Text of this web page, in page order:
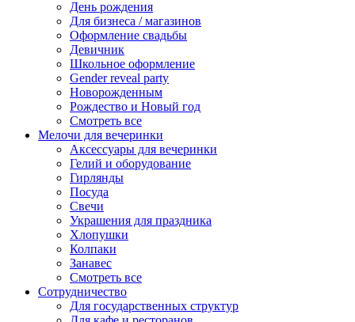
День рождения
Для бизнеса / магазинов
Оформление свадьбы
Девичник
Школьное оформление
Gender reveal party
Новорожденным
Рождество и Новый год
Смотреть все
Мелочи для вечеринки
Аксессуары для вечеринки
Гелий и оборудование
Гирлянды
Посуда
Свечи
Украшения для праздника
Хлопушки
Колпаки
Занавес
Смотреть все
Сотрудничество
Для государственных структур